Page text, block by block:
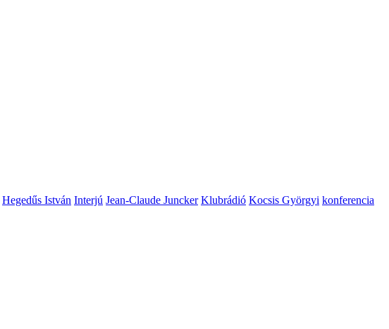
Hegedűs István Interjú Jean-Claude Juncker Klubrádió Kocsis Györgyi konferencia